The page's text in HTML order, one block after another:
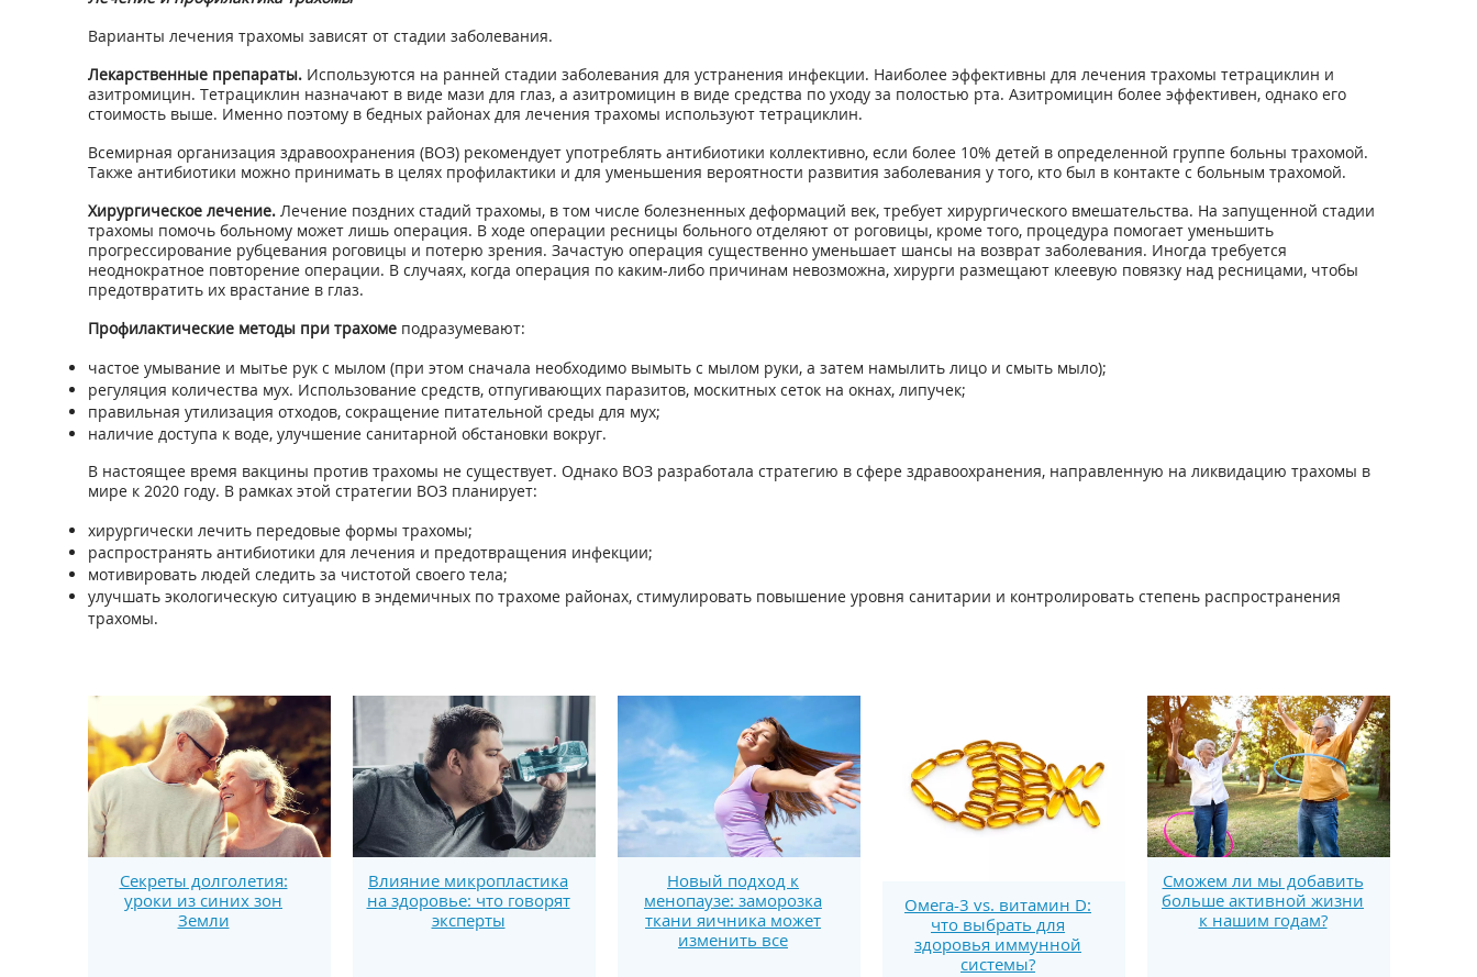
Варианты лечения трахомы зависят от стадии заболевания.
Лекарственные препараты.Используются на ранней стадии заболевания для устранения инфекции. Наиболее эффективны для лечения трахомы тетрациклин и
азитромицин. Тетрациклин назначают в виде мази для глаз, а азитромицин в виде средства по уходу за полостью рта. Азитромицин более эффективен, однако его
стоимость выше. Именно поэтому в бедных районах для лечения трахомы используют тетрациклин.
Всемирная организация здравоохранения (ВОЗ) рекомендует употреблять антибиотики коллективно, если более 10% детей в определенной группе больны трахомой.
Также антибиотики можно принимать в целях профилактики и для уменьшения вероятности развития заболевания у того, кто был в контакте с больным трахомой.
Хирургическое лечение.Лечение поздних стадий трахомы, в том числе болезненных деформаций век, требует хирургического вмешательства. На запущенной стадии
трахомы помочь больному может лишь операция. В ходе операции ресницы больного отделяют от роговицы, кроме того, процедура помогает уменьшить
прогрессирование рубцевания роговицы и потерю зрения. Зачастую операция существенно уменьшает шансы на возврат заболевания. Иногда требуется
неоднократное повторение операции. В случаях, когда операция по каким-либо причинам невозможна, хирурги размещают клеевую повязку над ресницами, чтобы
предотвратить их врастание в глаз.
Профилактические методы при трахомеподразумевают:
частое умывание и мытье рук с мылом (при этом сначала необходимо вымыть с мылом руки, а затем намылить лицо и смыть мыло);
регуляция количества мух. Использование средств, отпугивающих паразитов, москитных сеток на окнах, липучек;
правильная утилизация отходов, сокращение питательной среды для мух;
наличие доступа к воде, улучшение санитарной обстановки вокруг.
В настоящее время вакцины против трахомы не существует. Однако ВОЗ разработала стратегию в сфере здравоохранения, направленную на ликвидацию трахомы в
мире к 2020 году. В рамках этой стратегии ВОЗ планирует:
хирургически лечить передовые формы трахомы;
распространять антибиотики для лечения и предотвращения инфекции;
мотивировать людей следить за чистотой своего тела;
улучшать экологическую ситуацию в эндемичных по трахоме районах, стимулировать повышение уровня санитарии и контролировать степень распространения
трахомы.
Секреты долголетия:
уроки из синих зон
Земли
Влияние микропластика
на здоровье: что говорят
эксперты
Новый подход к
менопаузе: заморозка
ткани яичника может
изменить все
Омега-3 vs. витамин D:
что выбрать для
здоровья иммунной
системы?
Сможем ли мы добавить
больше активной жизни
к нашим годам?